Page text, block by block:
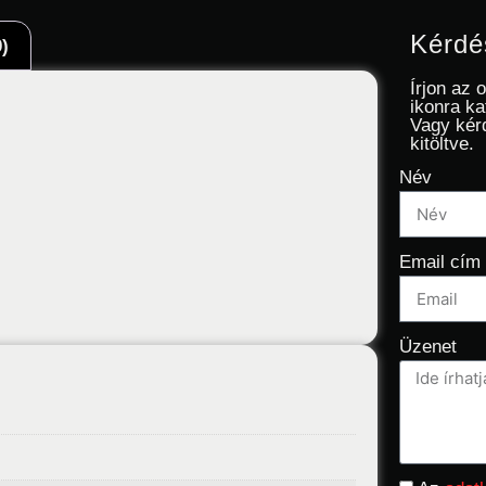
Írjon az
ikonra
Vagy
kitöltve.
Név
Email cím
Üzenet